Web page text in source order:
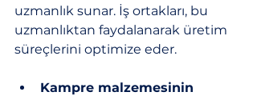
uzmanlık sunar. İş ortakları, bu
uzmanlıktan faydalanarak üretim
süreçlerini optimize eder.
Kampre malzemesinin